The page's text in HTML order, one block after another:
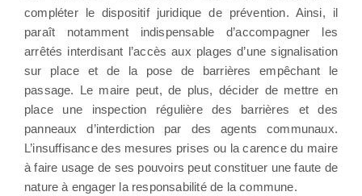
compléter le dispositif juridique de prévention. Ainsi, il
paraît notamment indispensable d’accompagner les
arrêtés interdisant l’accès aux plages d’une signalisation
sur place et de la pose de barrières empêchant le
passage. Le maire peut, de plus, décider de mettre en
place une inspection régulière des barrières et des
panneaux d’interdiction par des agents communaux.
L’insuffisance des mesures prises ou la carence du maire
à faire usage de ses pouvoirs peut constituer une faute de
nature à engager la responsabilité de la commune.